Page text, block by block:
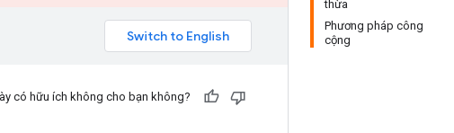
thừa
Phương pháp công
cộng
có hữu ích không cho bạn không?